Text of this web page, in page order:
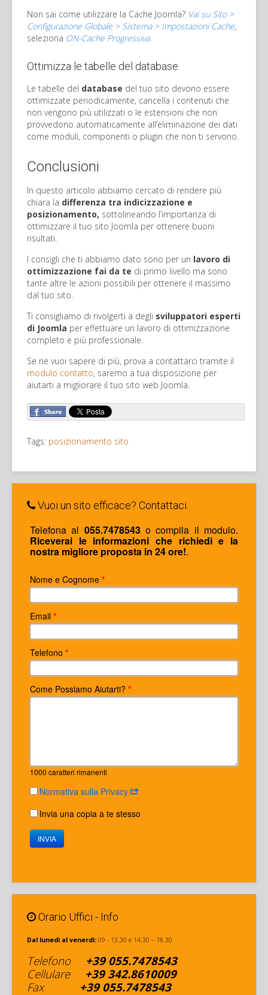
Non sai come utilizzare la Cache Joomla? Vai su Sito >
Configurazione Globale > Sistema > Impostazioni Cache,
seleziona ON-Cache Progressiva.
Ottimizza le tabelle del database
Le tabelle del database del tuo sito devono essere
ottimizzate periodicamente, cancella i contenuti che
non vengono più utilizzati o le estensioni che non
provvedono automaticamente all’eliminazione dei dati
come moduli, componenti o plugin che non ti servono.
Conclusioni
In questo articolo abbiamo cercato di rendere più
chiara la differenza tra indicizzazione e
posizionamento, sottolineando l’importanza di
ottimizzare il tuo sito Joomla per ottenere buoni
risultati.
I consigli che ti abbiamo dato sono per un lavoro di
ottimizzazione fai da te di primo livello ma sono
tante altre le azioni possibili per ottenere il massimo
dal tuo sito.
Ti consigliamo di rivolgerti a degli sviluppatori esperti
di Joomla per effettuare un lavoro di ottimizzazione
completo e più professionale.
Se ne vuoi sapere di più, prova a contattarci tramite il
modulo contatto, saremo a tua disposizione per
aiutarti a migliorare il tuo sito web Joomla.
Tags: posizionamento sito
Vuoi un sito efficace? Contattaci.
Telefona al 055.7478543o compila il modulo.
Riceverai le informazioni che richiedi e la
nostra migliore proposta in 24 ore!.
Nome e Cognome *
Email *
Telefono *
Come Possiamo Aiutarti? *
1000 caratteri rimanenti
Normativa sulla Privacy
Invia una copia a te stesso
INVIA
Orario Uffici - Info
Dal lunedì al venerdì: 09 - 13.30 e 14.30 – 18.30
Telefono +39 055.7478543
Cellulare+39 342.8610009
Fax
+39 055.7478543